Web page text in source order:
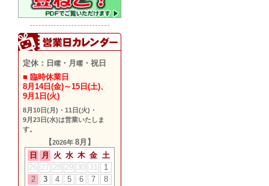
定休：日 曜 ・月 曜 ・祝日
■ 臨時休業日
8月14日(金)～15日(土)、
9月1日(火)
8月10日(月) ・ 11日(火) ・
9月23日(水)は営業いたしま
す。
【2026年 8月】
日
月 火 水 木 金 土
26 27 28 29 30 31
1
2
3 4 5 6 7
8